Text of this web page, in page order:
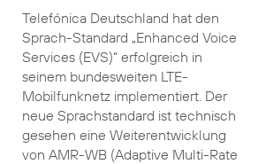
Telefónica Deutschland hat den
Sprach-Standard „Enhanced Voice
Services (EVS)“ erfolgreich in
seinem bundesweiten LTE-
Mobilfunknetz implementiert. Der
neue Sprachstandard ist technisch
gesehen eine Weiterentwicklung
von AMR-WB (Adaptive Multi-Rate